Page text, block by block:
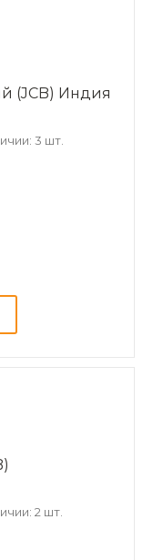
(JCB) Индия
3 шт.
2 шт.